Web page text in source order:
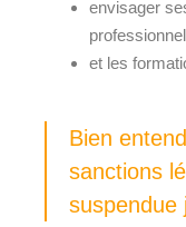
envisager
et les
Bien
sanctions
suspendue